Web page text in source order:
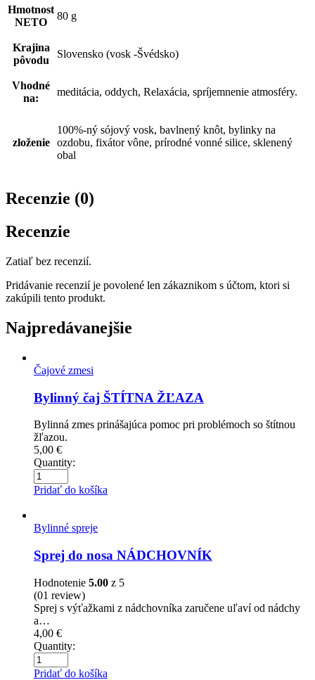
Hmotnost
NETO
80 g
Krajina
pôvodu
Slovensko (vosk -Švédsko)
Vhodné
na:
meditácia, oddych, Relaxácia, spríjemnenie atmosféry.
zloženie
100%-ný sójový vosk, bavlnený knôt, bylinky na
ozdobu, fixátor vône, prírodné vonné silice, sklenený
obal
Recenzie (0)
Recenzie
Zatiaľ bez recenzií.
Pridávanie recenzií je povolené len zákaznikom s účtom, ktori si
zakúpili tento produkt.
Najpredávanejšie
Čajové zmesi
Bylinný čaj ŠTÍTNA ŽĽAZA
Bylinná zmes prinášajúca pomoc pri problémoch so štítnou
žľazou.
5,00 €
Quantity:
Pridať do košíka
Bylinné spreje
Sprej do nosa NÁDCHOVNÍK
Hodnotenie 5.00 z 5
(01 review)
Sprej s výťažkami z nádchovníka zaručene uľaví od nádchy
a…
4,00 €
Quantity:
Pridať do košíka